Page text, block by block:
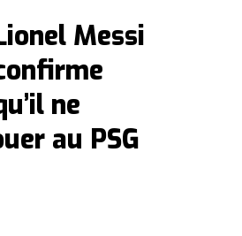
Messi
ne
au PSG